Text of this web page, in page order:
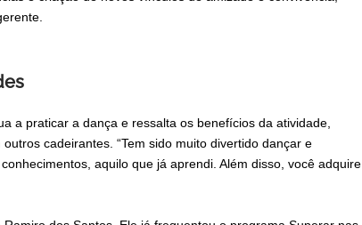
a praticar a dança e ressalta os benefícios da atividade,
cadeirantes. “Tem sido muito divertido dançar e
aquilo que já aprendi. Além disso, você adquire